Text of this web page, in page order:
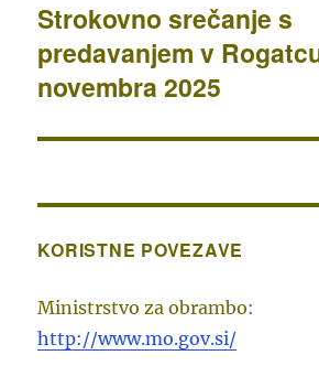
Naslednji
prispevek:
Strokovno srečanje s
predavanjem v
novembra 2025
KORISTNE POVEZAVE
Ministrstvo za obrambo:
http://www.mo.gov.si/